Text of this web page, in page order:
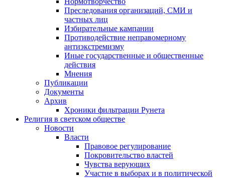
Преследования организаций, СМИ и
частных лиц
Избирательные кампании
Противодействие неправомерному
антиэкстремизму
Иные государственные и общественные
действия
Мнения
Публикации
Документы
Архив
Хроники фильтрации Рунета
Религия в светском обществе
Новости
Власти
Правовое регулирование
Покровительство властей
Чувства верующих
Участие в выборах и в политической